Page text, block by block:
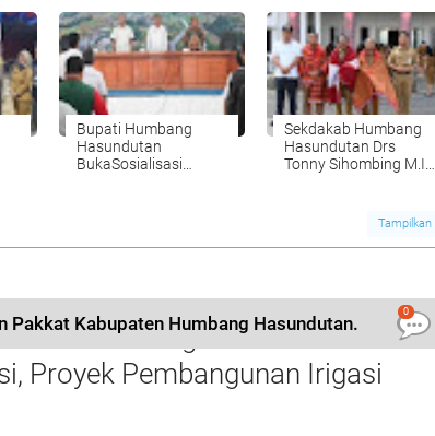
Hasundutan.
Bupati Humbang
Hasundutan
BukaSosialisasi
Sekdakab Humbang
Hasundutan Drs
Tonny Sihombing M.IP
Tampilkan
Pakkat Kabupaten Humbang Hasundutan.
0
Setia Menghindar Saat Hendak
Proyek Pembangunan Irigasi
Up